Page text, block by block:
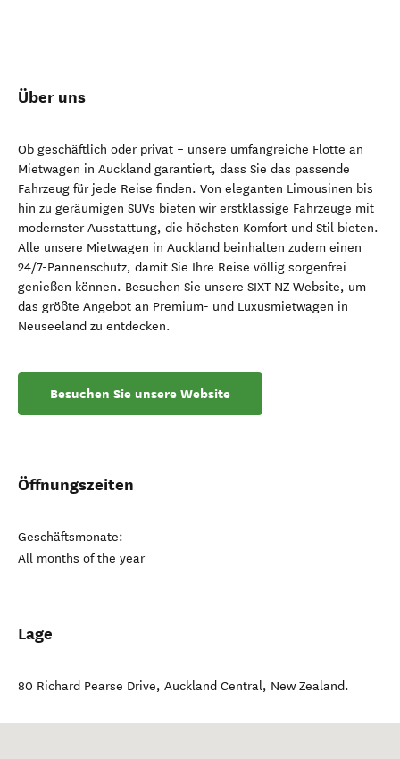
Über uns
Ob geschäftlich oder privat – unsere umfangreiche Flotte an
Mietwagen in Auckland garantiert, dass Sie das passende
Fahrzeug für jede Reise finden. Von eleganten Limousinen bis
hin zu geräumigen SUVs bieten wir erstklassige Fahrzeuge mit
modernster Ausstattung, die höchsten Komfort und Stil bieten.
Alle unsere Mietwagen in Auckland beinhalten zudem einen
24/7-Pannenschutz, damit Sie Ihre Reise völlig sorgenfrei
genießen können. Besuchen Sie unsere SIXT NZ Website, um
das größte Angebot an Premium- und Luxusmietwagen in
Neuseeland zu entdecken.
Besuchen Sie unsere Website
Öffnungszeiten
Geschäftsmonate:
All months of the year
Lage
80 Richard Pearse Drive, Auckland Central, New Zealand.